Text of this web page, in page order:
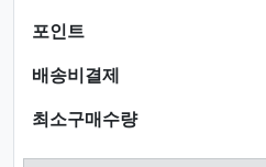
포인트
배송비결제
최소구매수량